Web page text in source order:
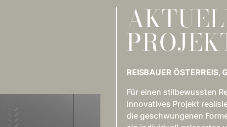
REISBAUER ÖSTERREIS,
Für einen stilbewussten
innovatives Projekt
die geschwungenen